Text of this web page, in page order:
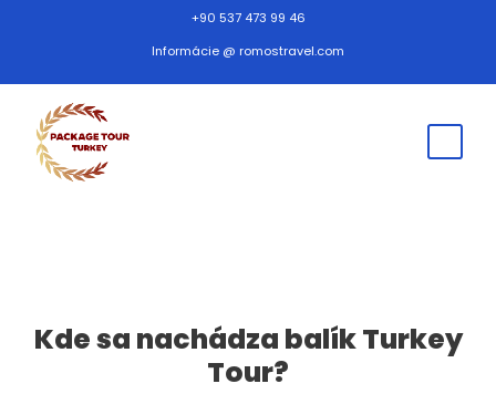
+90 537 473 99 46
Informácie @ romostravel.com
Kde sa nachádza balík Turkey
Tour?